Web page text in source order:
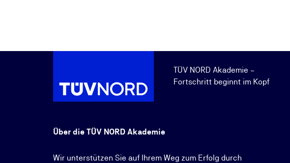
TÜV NORD Akademie –
Fortschritt beginnt im Kopf
Über die TÜV NORD Akademie
Wir unterstützen Sie auf Ihrem Weg zum Erfolg durch